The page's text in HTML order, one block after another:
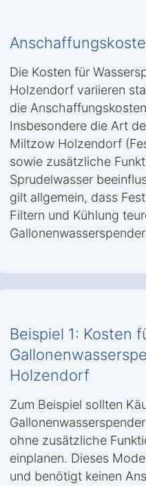
Die Kosten für
Holzendorf variieren
die
Insbesondere die Art
Miltzow Holzendorf
sowie zusätzliche
Sprudelwasser
gilt allgemein, dass
Filtern und Kühlung
Beispiel 1: Kosten
Holzendorf
Zum Beispiel sollten
ohne zusätzliche
einplanen. Dieses
und benötigt keinen